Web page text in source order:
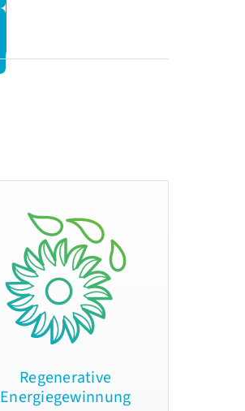
Regenerative
Energiegewinnung